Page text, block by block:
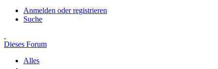
Anmelden oder registrieren
Suche
Dieses Forum
Alles